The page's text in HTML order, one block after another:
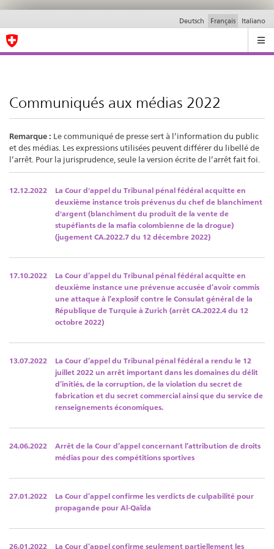
Deutsch Français Italiano
Ricerca
Communiqués aux médias 2022
Remarque : Le communiqué de presse sert à l’information du public
et des médias. Les expressions utilisées peuvent différer du libellé de
l’arrêt. Pour la jurisprudence, seule la version écrite de l’arrêt fait foi.
12.12.2022
La Cour d'appel du Tribunal pénal fédéral acquitte en
deuxième instance trois prévenus du chef de blanchiment
d'argent (blanchiment du produit de la vente de
stupéfiants de la mafia colombienne de la drogue)
(jugement CA.2022.7 du 12 décembre 2022)
17.10.2022
La Cour d’appel du Tribunal pénal fédéral acquitte en
deuxième instance une prévenue accusée d’avoir commis
une attaque à l’explosif contre le Consulat général de la
République de Turquie à Zurich (arrêt CA.2022.4 du 12
octobre 2022)
13.07.2022
La Cour d’appel du Tribunal pénal fédéral a rendu le 12
juillet 2022 un arrêt important dans les domaines du délit
d’initiés, de la corruption, de la violation du secret de
fabrication et du secret commercial ainsi que du service de
renseignements économiques.
24.06.2022
Arrêt de la Cour d’appel concernant l’attribution de droits
médias pour des compétitions sportives
27.01.2022
La Cour d’appel confirme les verdicts de culpabilité pour
propagande pour Al-Qaïda
26.01.2022 La Cour d’appel confirme seulement partiellement les